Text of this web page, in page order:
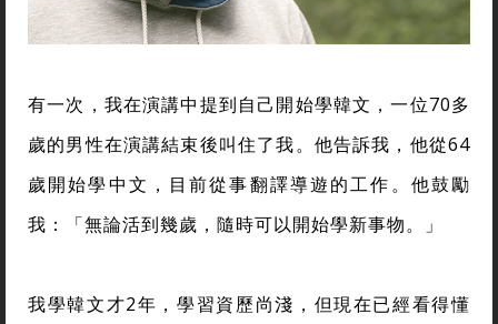
有一次，我在演講中提到自己開始學韓文，一位70多
歲的男性在演講結束後叫住了我。他告訴我，他從64
歲開始學中文，目前從事翻譯導遊的工作。他鼓勵
我：「無論活到幾歲，隨時可以開始學新事物。」
我學韓文才2年，學習資歷尚淺，但現在已經看得懂